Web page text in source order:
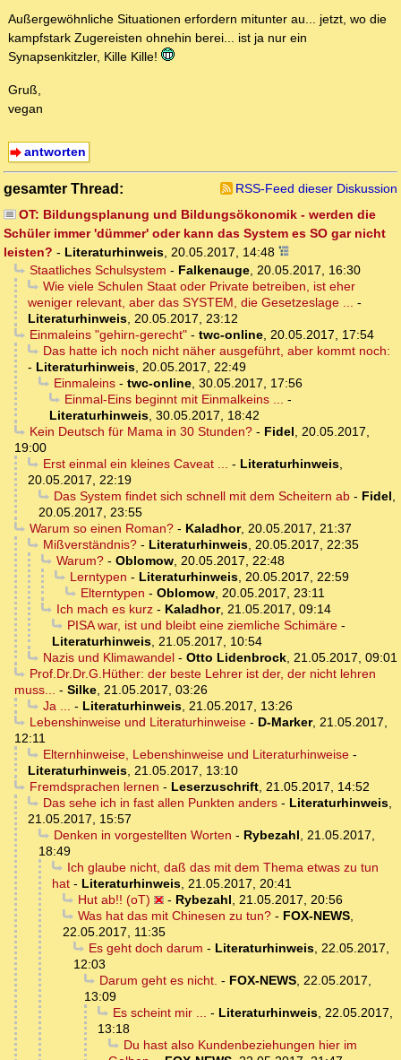
Außergewöhnliche Situationen erfordern mitunter au... jetzt, wo die
kampfstark Zugereisten ohnehin berei... ist ja nur ein
Synapsenkitzler, Kille Kille!
Gruß,
vegan
antworten
gesamter Thread:
RSS-Feed dieser Diskussion
OT: Bildungsplanung und Bildungsökonomik - werden die
Schüler immer 'dümmer' oder kann das System es SO gar nicht
leisten? - Literaturhinweis, 20.05.2017, 14:48
Staatliches Schulsystem - Falkenauge, 20.05.2017, 16:30
Wie viele Schulen Staat oder Private betreiben, ist eher
weniger relevant, aber das SYSTEM, die Gesetzeslage ... -
Literaturhinweis, 20.05.2017, 23:12
Einmaleins "gehirn-gerecht"- twc-online, 20.05.2017, 17:54
Das hatte ich noch nicht näher ausgeführt, aber kommt noch:
- Literaturhinweis, 20.05.2017, 22:49
Einmaleins- twc-online, 30.05.2017, 17:56
Einmal-Eins beginnt mit Einmalkeins ... -
Literaturhinweis, 30.05.2017, 18:42
Kein Deutsch für Mama in 30 Stunden?- Fidel, 20.05.2017,
19:00
Erst einmal ein kleines Caveat ... - Literaturhinweis,
20.05.2017, 22:19
Das System findet sich schnell mit dem Scheitern ab- Fidel,
20.05.2017, 23:55
Warum so einen Roman?- Kaladhor, 20.05.2017, 21:37
Mißverständnis?- Literaturhinweis, 20.05.2017, 22:35
Warum?- Oblomow, 20.05.2017, 22:48
Lerntypen - Literaturhinweis, 20.05.2017, 22:59
Elterntypen - Oblomow, 20.05.2017, 23:11
Ich mach es kurz- Kaladhor, 21.05.2017, 09:14
PISA war, ist und bleibt eine ziemliche Schimäre-
Literaturhinweis, 21.05.2017, 10:54
Nazis und Klimawandel- Otto Lidenbrock, 21.05.2017, 09:01
Prof.Dr.Dr.G.Hüther: der beste Lehrer ist der, der nicht lehren
muss... - Silke, 21.05.2017, 03:26
Ja ... - Literaturhinweis, 21.05.2017, 13:26
Lebenshinweise und Literaturhinweise- D-Marker, 21.05.2017,
12:11
Elternhinweise, Lebenshinweise und Literaturhinweise-
Literaturhinweis, 21.05.2017, 13:10
Fremdsprachen lernen - Leserzuschrift, 21.05.2017, 14:52
Das sehe ich in fast allen Punkten anders- Literaturhinweis,
21.05.2017, 15:57
Denken in vorgestellten Worten - Rybezahl, 21.05.2017,
18:49
Ich glaube nicht, daß das mit dem Thema etwas zu tun
hat - Literaturhinweis, 21.05.2017, 20:41
Hut ab!! (oT)
- Rybezahl, 21.05.2017, 20:56
Was hat das mit Chinesen zu tun?- FOX-NEWS,
22.05.2017, 11:35
Es geht doch darum - Literaturhinweis, 22.05.2017,
12:03
Darum geht es nicht. - FOX-NEWS, 22.05.2017,
13:09
Es scheint mir ... - Literaturhinweis, 22.05.2017,
13:18
Du hast also Kundenbeziehungen hier im